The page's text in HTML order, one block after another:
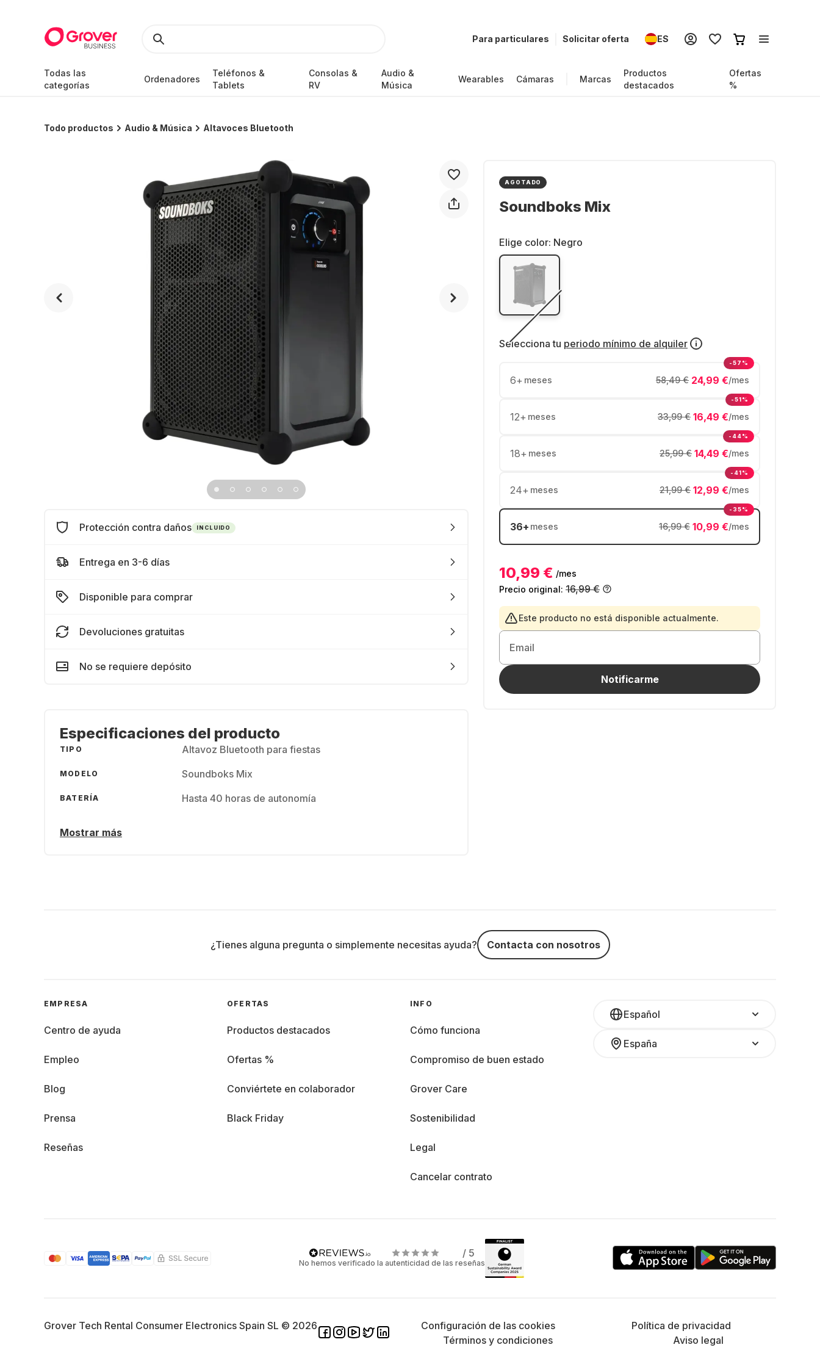
Para particulares Solicitar oferta ES
Todas las
categorías
Ordenadores
Teléfonos &
Tablets
Consolas &
RV
Audio &
Música
Wearables Cámaras Marcas
Productos
destacados
Ofertas
%
Todo productos Audio & Música Altavoces Bluetooth
AGOTADO
Soundboks Mix
Elige color: Negro
Selecciona tu periodo mínimo de alquiler
6+ meses 24,99 €/mes
58,49 €
-57%
12+ meses 16,49 €/mes
33,99 €
-51%
18+ meses 14,49 €/mes
25,99 €
-44%
24+ meses 12,99 €/mes
21,99 €
-41%
36+ meses 10,99 €/mes
16,99 €
-35%
10,99 € /mes
Precio original: 16,99 €
Este producto no está disponible actualmente.
Email
Notificarme
Protección contra daños INCLUIDO
Entrega en 3-6 días
Disponible para comprar
Devoluciones gratuitas
No se requiere depósito
Especificaciones del producto
TIPO Altavoz Bluetooth para fiestas
MODELO Soundboks Mix
BATERÍA Hasta 40 horas de autonomía
Mostrar más
¿Tienes alguna pregunta o simplemente necesitas ayuda? Contacta con nosotros
Español
España
EMPRESA
Centro de ayuda
Empleo
Blog
Prensa
Reseñas
OFERTAS
Productos destacados
Ofertas %
Conviértete en colaborador
Black Friday
INFO
Cómo funciona
Compromiso de buen estado
Grover Care
Sostenibilidad
Legal
Cancelar contrato
/ 5
No hemos verificado la autenticidad de las reseñas
Grover Tech Rental Consumer Electronics Spain SL © 2026 Configuración de las cookies
Política de privacidad
Términos y condiciones
Aviso legal